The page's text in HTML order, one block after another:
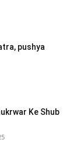
pushya
Ke Shub